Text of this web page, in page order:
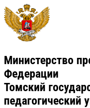
Министерство
Федерации
Томский
педагогический